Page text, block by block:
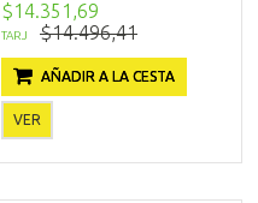
$14.351,69
TARJ $14.496,41
AÑADIR A LA CESTA
VER